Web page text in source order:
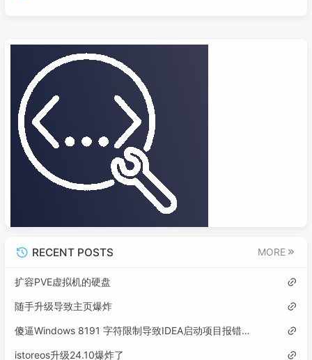
RECENT POSTS MORE
扩容PVE虚拟机的硬盘
随手升级导致主页爆炸
傻逼Windows 8191 字符限制导致IDEA启动项目报错误: 找不到或无法加载主类
istoreos升级24.10爆炸了